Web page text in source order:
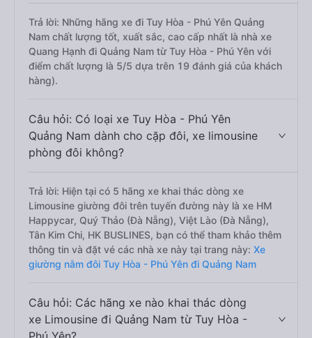
Trả lời: Những hãng xe đi Tuy Hòa - Phú Yên Quảng
Nam chất lượng tốt, xuất sắc, cao cấp nhất là nhà xe
Quang Hạnh đi Quảng Nam từ Tuy Hòa - Phú Yên với
điểm chất lượng là 5/5 dựa trên 19 đánh giá của khách
hàng).
Câu hỏi: Có loại xe Tuy Hòa - Phú Yên
Quảng Nam dành cho cặp đôi, xe limousine
phòng đôi không?
Trả lời: Hiện tại có 5 hãng xe khai thác dòng xe
Limousine giường đôi trên tuyến đường này là xe HM
Happycar, Quý Thảo (Đà Nẵng), Việt Lào (Đà Nẵng),
Tân Kim Chi, HK BUSLINES, bạn có thể tham khảo thêm
thông tin và đặt vé các nhà xe này tại trang này: Xe
giường nằm đôi Tuy Hòa - Phú Yên đi Quảng Nam
Câu hỏi: Các hãng xe nào khai thác dòng
xe Limousine đi Quảng Nam từ Tuy Hòa -